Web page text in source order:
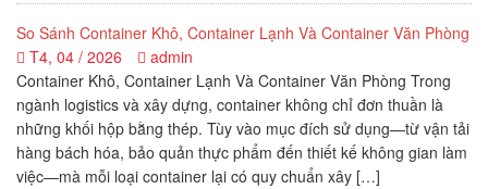
So Sánh Container Khô, Container Lạnh Và Container Văn Phòng
T4, 04 / 2026
admin
Container Khô, Container Lạnh Và Container Văn Phòng Trong
ngành logistics và xây dựng, container không chỉ đơn thuần là
những khối hộp bằng thép. Tùy vào mục đích sử dụng—từ vận tải
hàng bách hóa, bảo quản thực phẩm đến thiết kế không gian làm
việc—mà mỗi loại container lại có quy chuẩn xây […]